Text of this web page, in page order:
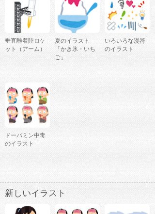
垂直離着陸ロケ
ット（アーム）
夏のイラスト
「かき氷・いち
ご」
いろいろな漫符
のイラスト
ドーパミン中毒
のイラスト
新しいイラスト